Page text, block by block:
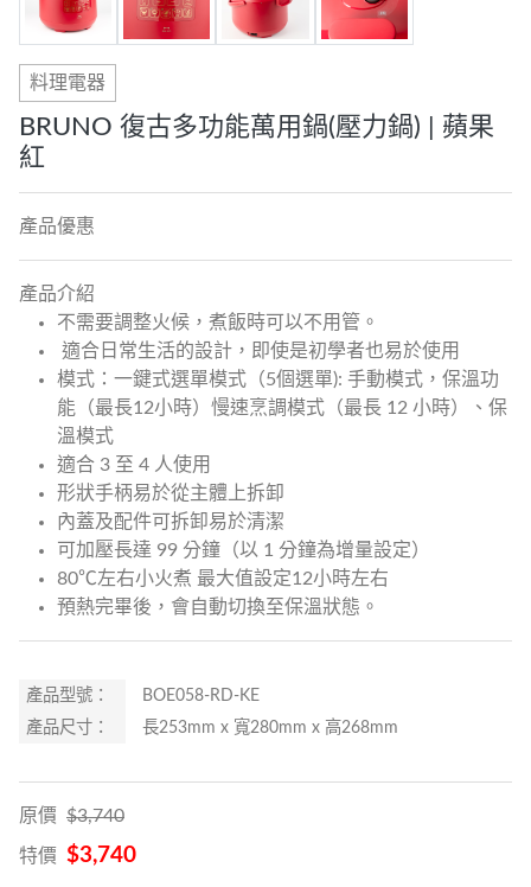
料理電器
BRUNO 復古多功能萬用鍋(壓力鍋) | 蘋果
紅
產品優惠
產品介紹
不需要調整火候，煮飯時可以不用管。
適合日常生活的設計，即使是初學者也易於使用
模式：一鍵式選單模式（5個選單): 手動模式，保溫功
能（最長12小時）慢速烹調模式（最長 12 小時）、保
溫模式
適合 3 至 4 人使用
形狀手柄易於從主體上拆卸
內蓋及配件可拆卸易於清潔
可加壓長達 99 分鐘（以 1 分鐘為增量設定）
80℃左右小火煮 最大值設定12小時左右
預熱完畢後，會自動切換至保溫狀態。
產品型號：
BOE058-RD-KE
產品尺寸：
長253mm x 寬280mm x 高268mm
原價 $3,740
特價 $3,740